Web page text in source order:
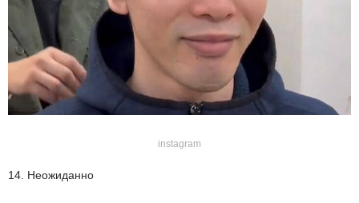
instagram
14. Неожиданно